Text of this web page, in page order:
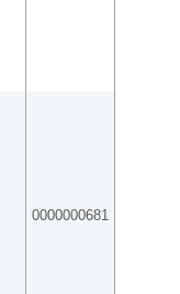
0000000681